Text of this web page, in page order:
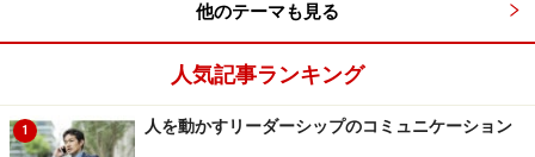
他のテーマも見る
人気記事ランキング
1 人を動かすリーダーシップのコミュニケーション